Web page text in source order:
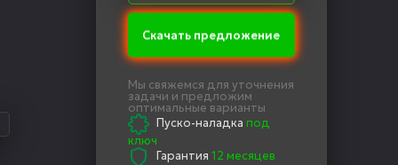
Скачать предложение
Мы свяжемся для уточнения
задачи и предложим
оптимальные варианты
Пуско-наладка под
ключ
Гарантия 12 месяцев